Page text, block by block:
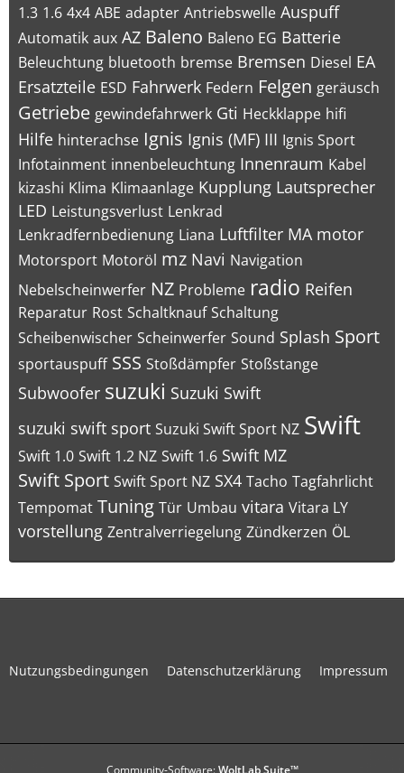
1.3 1.6 4x4 ABE adapter Antriebswelle Auspuff
Automatik aux AZ Baleno Baleno EG Batterie
Beleuchtung bluetooth bremse Bremsen Diesel EA
Ersatzteile ESD Fahrwerk Federn Felgen geräusch
Getriebe gewindefahrwerk Gti Heckklappe hifi
Hilfe hinterachse Ignis Ignis (MF) III Ignis Sport
Infotainment innenbeleuchtung Innenraum Kabel
kizashi Klima Klimaanlage Kupplung Lautsprecher
LED Leistungsverlust Lenkrad
Lenkradfernbedienung Liana Luftfilter MA motor
Motorsport Motoröl mz Navi Navigation
Nebelscheinwerfer NZ Probleme radio Reifen
Reparatur Rost Schaltknauf Schaltung
Scheibenwischer Scheinwerfer Sound Splash Sport
sportauspuff SSS Stoßdämpfer Stoßstange
Subwoofer suzuki Suzuki Swift
suzuki swift sport Suzuki Swift Sport NZ Swift
Swift 1.0 Swift 1.2 NZ Swift 1.6 Swift MZ
Swift Sport Swift Sport NZ SX4 Tacho Tagfahrlicht
Tempomat Tuning Tür Umbau vitara Vitara LY
vorstellung Zentralverriegelung Zündkerzen ÖL
Nutzungsbedingungen Datenschutzerklärung Impressum
Community-Software:WoltLab Suite™